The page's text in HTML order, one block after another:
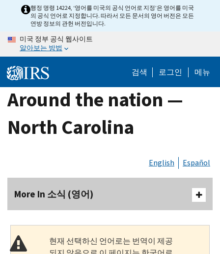
content
행정 명령 14224, ‘영어를 미국의 공식 언어로 지정’은 영어를 미국
의 공식 언어로 지정합니다. 따라서 모든 문서의 영어 버전은 모든
연방 정보의 관헌 버전입니다.
미국 정부 공식 웹사이트
알아보는 방법
검색 로그인 메뉴
Around the nation —
North Carolina
English Español
More In 소식 (영어)
현재 선택하신 언어로는 번역이 제공